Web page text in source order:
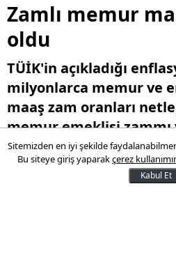
Zamlı memur
oldu
TÜİK'in açıkladığı
milyonlarca memur ve
maaş zam oranları
memur emeklisi zammı
05 Ocak 2026 13:38
Sitemizden en iyi şekilde
Bu siteye giriş yaparakçerez
Kabul Et